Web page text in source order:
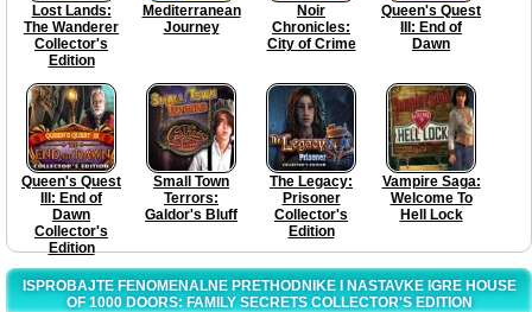
Lost Lands:
The Wanderer
Collector's
Edition
Mediterranean
Journey
Noir
Chronicles:
City of Crime
Queen's Quest
III: End of
Dawn
Queen's Quest
III: End of
Dawn
Collector's
Edition
Small Town
Terrors:
Galdor's Bluff
The Legacy:
Prisoner
Collector's
Edition
Vampire Saga:
Welcome To
Hell Lock
ISPROBAJTE FENOMENALNE PRETHODNIKE I NASTAVKE IGRE HOUSE
OF 1000 DOORS: FAMILY SECRETS COLLECTOR'S EDITION